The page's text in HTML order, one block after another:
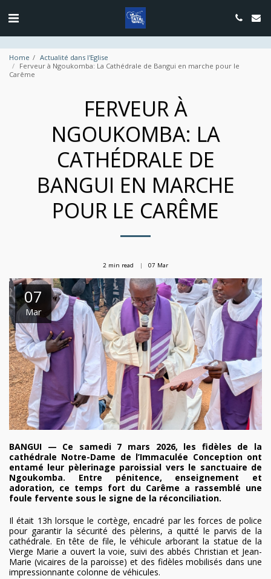
google.com, pub-4889604885818732, DIRECT, f08c47fec0942fa0
Home
Actualité dans l'Eglise
Ferveur à Ngoukomba: La Cathédrale de Bangui en marche pour le
Carême
FERVEUR À
NGOUKOMBA: LA
CATHÉDRALE DE
BANGUI EN MARCHE
POUR LE CARÊME
2 min read 07 Mar
07
Mar
BANGUI — Ce samedi 7 mars 2026, les fidèles de la
cathédrale Notre-Dame de l’Immaculée Conception ont
entamé leur pèlerinage paroissial vers le sanctuaire de
Ngoukomba. Entre pénitence, enseignement et
adoration, ce temps fort du Carême a rassemblé une
foule fervente sous le signe de la réconciliation.
Il était 13h lorsque le cortège, encadré par les forces de police
pour garantir la sécurité des pèlerins, a quitté le parvis de la
cathédrale. En tête de file, le véhicule arborant la statue de la
Vierge Marie a ouvert la voie, suivi des abbés Christian et Jean-
Marie (vicaires de la paroisse) et des fidèles mobilisés dans une
impressionnante colonne de véhicules.